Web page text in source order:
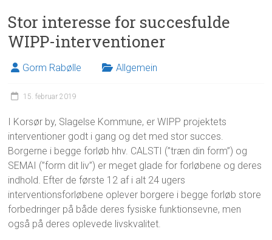
Stor interesse for succesfulde
WIPP-interventioner
Gorm Rabølle Allgemein
15. februar 2019
I Korsør by, Slagelse Kommune, er WIPP projektets
interventioner godt i gang og det med stor succes.
Borgerne i begge forløb hhv. CALSTI (”træn din form”) og
SEMAI (”form dit liv”) er meget glade for forløbene og deres
indhold. Efter de første 12 af i alt 24 ugers
interventionsforløbene oplever borgere i begge forløb store
forbedringer på både deres fysiske funktionsevne, men
også på deres oplevede livskvalitet.